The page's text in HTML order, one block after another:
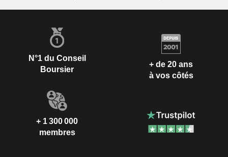
N°1 du Conseil
Boursier
+ de 20 ans
à vos côtés
+ 1 300 000
membres